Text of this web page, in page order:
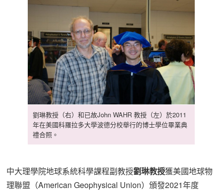
劉琳教授（右）和已故John WAHR 教授（左）於2011
年在美國科羅拉多大學波德分校舉行的博士學位畢業典
禮合照。
中大理學院地球系統科學課程副教授劉琳教授獲美國地球物
理聯盟（American Geophysical Union）頒發2021年度